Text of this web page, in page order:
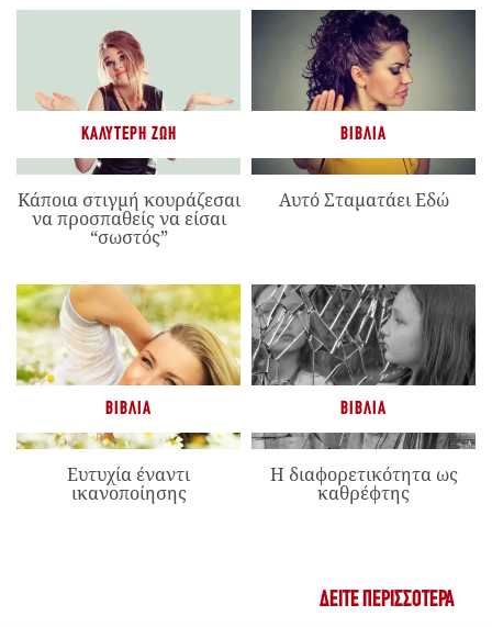
ΚΑΛΎΤΕΡΗ ΖΩΉ
Κάποια στιγμή κουράζεσαι
να προσπαθείς να είσαι
“σωστός”
ΒΙΒΛΊΑ
Αυτό Σταματάει Εδώ
ΒΙΒΛΊΑ
Ευτυχία έναντι
ικανοποίησης
ΒΙΒΛΊΑ
Η διαφορετικότητα ως
καθρέφτης
ΔΕΊΤΕ ΠΕΡΙΣΣΌΤΕΡΑ